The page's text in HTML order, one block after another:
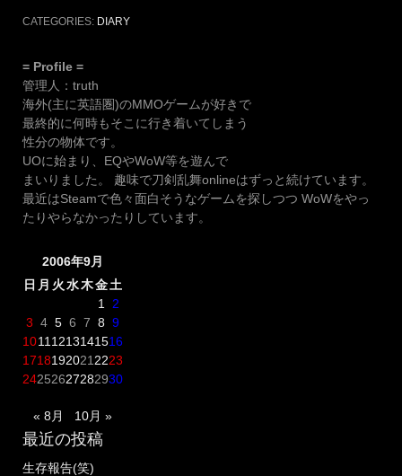
CATEGORIES: DIARY
= Profile =
管理人：truth
海外(主に英語圏)のMMOゲームが好きで
最終的に何時もそこに行き着いてしまう
性分の物体です。
UOに始まり、EQやWoW等を遊んで
まいりました。 趣味で刀剣乱舞onlineはずっと続けています。
最近はSteamで色々面白そうなゲームを探しつつ WoWをやっ
たりやらなかったりしています。
2006年9月
日 月 火水木金土
1
2
3 4 5 6 7 8 9
1011 1213141516
1718192021 2223
24252627282930
« 8月 10月 »
最近の投稿
生存報告(笑)